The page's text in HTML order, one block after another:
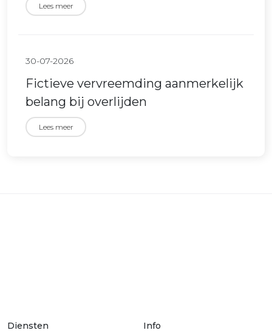
Lees meer
30-07-2026
Fictieve vervreemding aanmerkelijk
belang bij overlijden
Lees meer
Diensten Info